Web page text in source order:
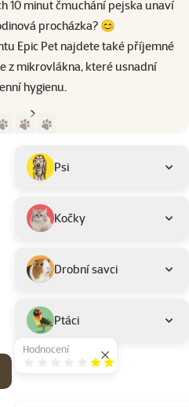
10 minut čmuchání pejska unaví
procházka? 😊
Epic Pet najdete také příjemné
z mikrovlákna, které usnadní
hygienu.
strana
Následující strana
Podkategorie
Psi
Kočky
Drobní savci
Ptáci
Hodnocení
Hodnocení 40%